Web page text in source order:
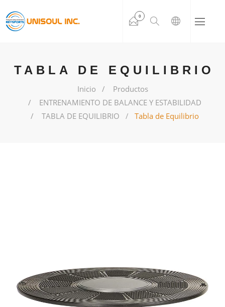
0
TABLA DE EQUILIBRIO
Inicio
Productos
ENTRENAMIENTO DE BALANCE Y ESTABILIDAD
TABLA DE EQUILIBRIO
Tabla de Equilibrio